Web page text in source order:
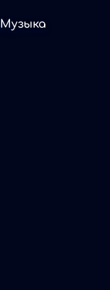
Музыка